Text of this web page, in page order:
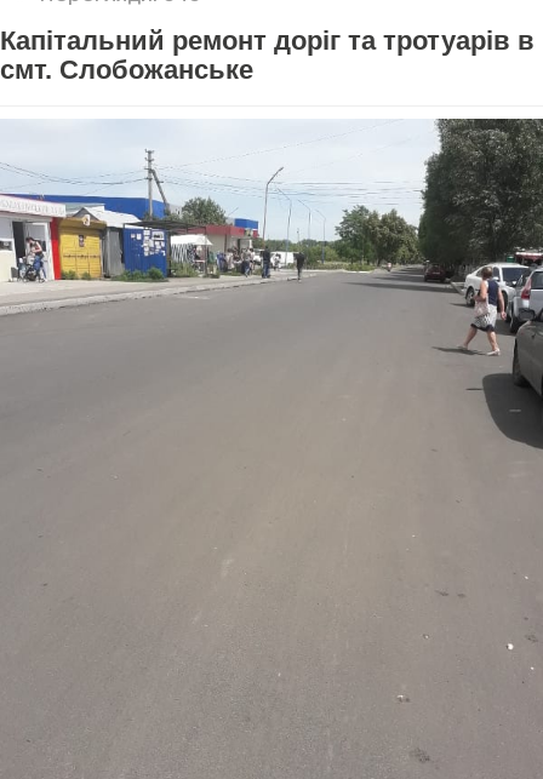
Капітальний ремонт доріг та тротуарів в
смт. Слобожанське